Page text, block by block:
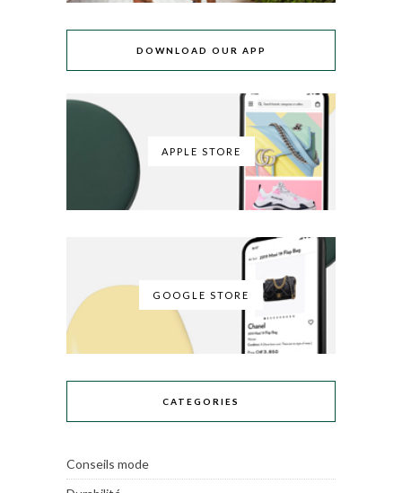
DOWNLOAD OUR APP
APPLE STORE
GOOGLE STORE
CATEGORIES
Conseils mode